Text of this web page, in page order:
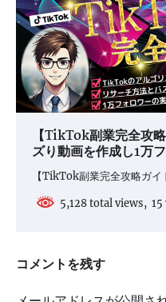
【TikTok副業完全攻
ズり動画を作成し1万
【TikTok副業完全攻略ガ
5,128 total views,
コメントを残す